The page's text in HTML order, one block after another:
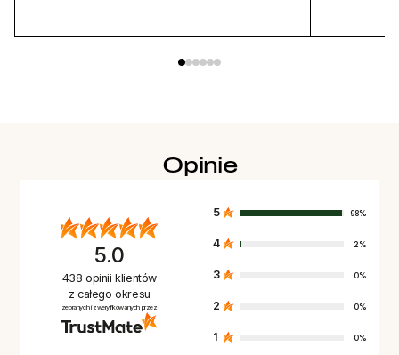
Opinie
5.0
438 opinii klientów
z całego okresu
zebranych i zweryfikowanych przez
5 98%
4 2%
3 0%
2 0%
1 0%